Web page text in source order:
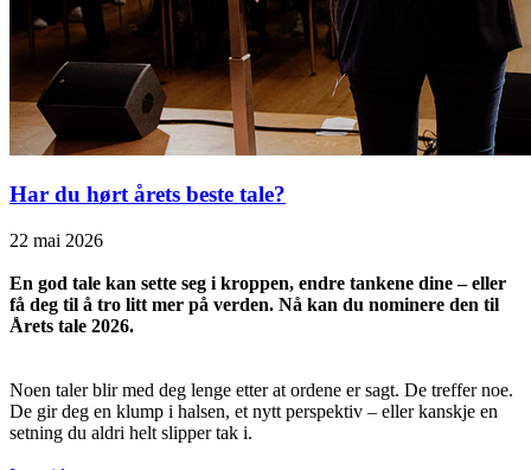
Har du hørt årets beste tale?
22 mai 2026
En god tale kan sette seg i kroppen, endre tankene dine – eller
få deg til å tro litt mer på verden. Nå kan du nominere den til
Årets tale 2026.
Noen taler blir med deg lenge etter at ordene er sagt. De treffer noe.
De gir deg en klump i halsen, et nytt perspektiv – eller kanskje en
setning du aldri helt slipper tak i.